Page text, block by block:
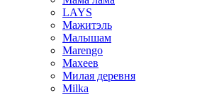
LAYS
Мажитэль
Малышам
Marengo
Махеев
Милая деревня
Milka